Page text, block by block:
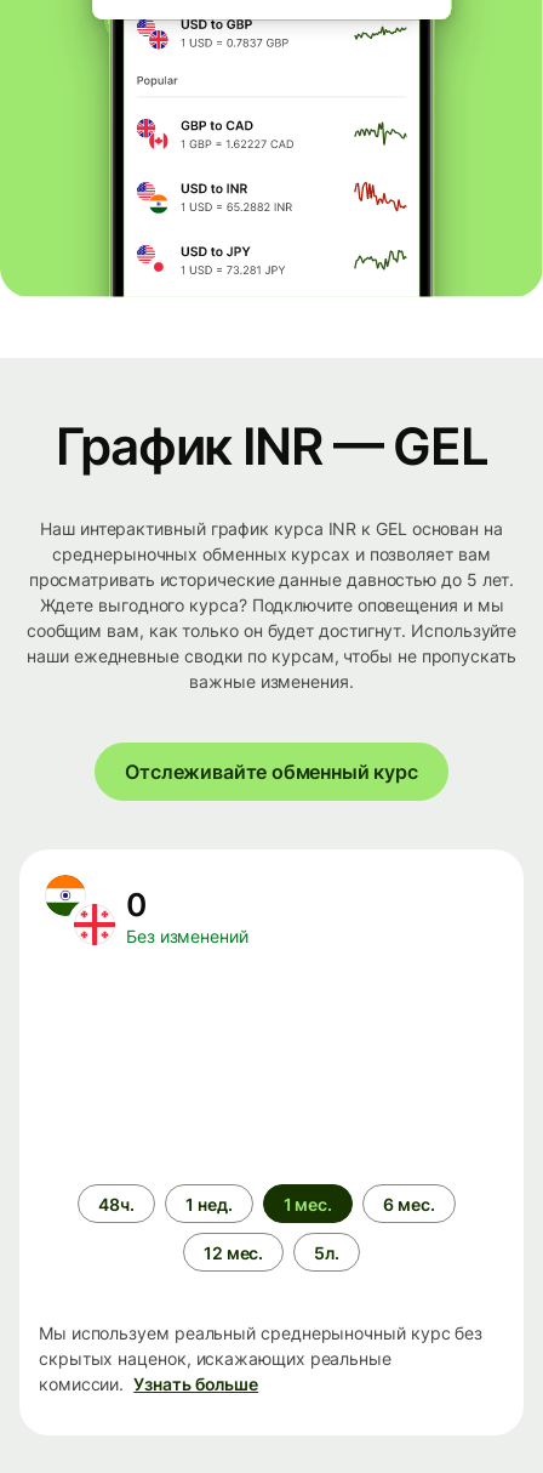
График INR — GEL
Наш интерактивный график курса INR к GEL основан на
среднерыночных обменных курсах и позволяет вам
просматривать исторические данные давностью до 5 лет.
Ждете выгодного курса? Подключите оповещения и мы
сообщим вам, как только он будет достигнут. Используйте
наши ежедневные сводки по курсам, чтобы не пропускать
важные изменения.
Отслеживайте обменный курс
0
Без изменений
Период
времени
48ч. 1 нед. 1 мес. 6 мес.
12 мес. 5л.
Мы используем реальный среднерыночный курс без
скрытых наценок, искажающих реальные
комиссии. Узнать больше